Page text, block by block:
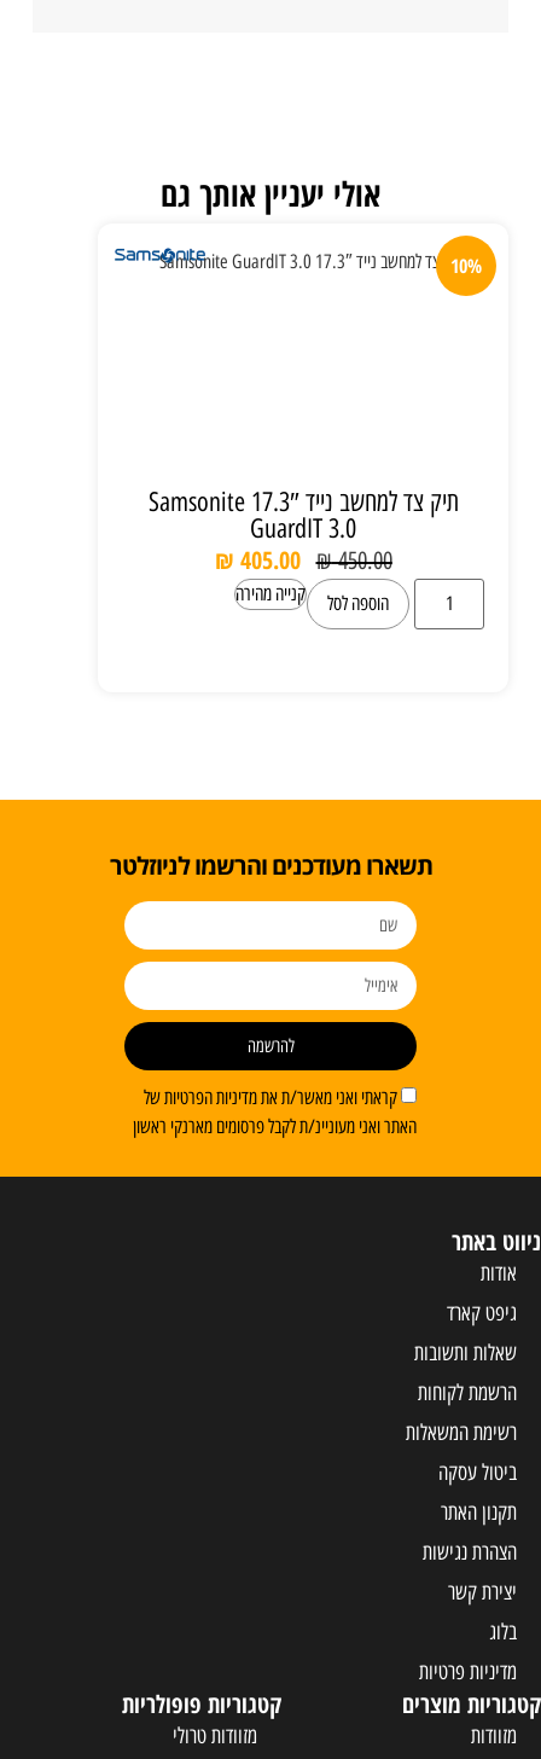
אולי יעניין אותך גם
תיק צד למחשב נייד 17.3″ Samsonite
GuardIT 3.0
₪450.00
₪ 405.00
הוספה לסל קנייה מהירה
10%
תשארו מעודכנים והרשמו לניוזלטר
קראתי ואני מאשר/ת את מדיניות הפרטיות של
האתר ואני מעוניינ/ת לקבל פרסומים מארנקי ראשון
להרשמה
ניווט באתר
אודות
גיפט קארד
שאלות ותשובות
הרשמת לקוחות
רשימת המשאלות
ביטול עסקה
תקנון האתר
הצהרת נגישות
יצירת קשר
בלוג
מדיניות פרטיות
קטגוריות מוצרים
מזוודות
קטגוריות פופולריות
מזוודות טרולי